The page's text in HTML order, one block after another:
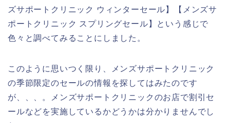
ズサポートクリニック ウィンターセール】【メンズサ
ポートクリニック スプリングセール】という感じで
色々と調べてみることにしました。
このように思いつく限り、メンズサポートクリニック
の季節限定のセールの情報を探してはみたのです
が、、、。メンズサポートクリニックのお店で割引セ
ールなどを実施しているかどうかは分かりませんでし